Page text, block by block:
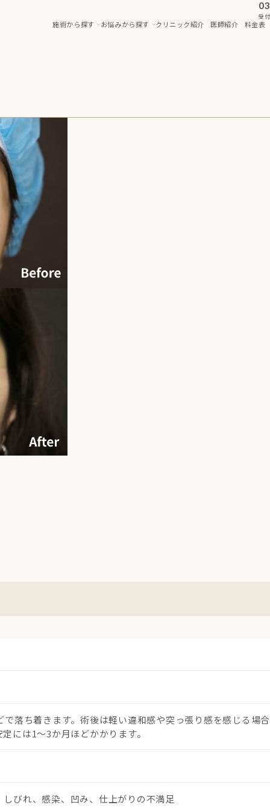
受
施術から探す お悩みから探す クリニック紹介 医師紹介 料金表
落ち着きます。術後は軽い違和感や突っ張り感を感じる場
には1〜3か月ほどかかります。
びれ、感染、凹み、仕上がりの不満足